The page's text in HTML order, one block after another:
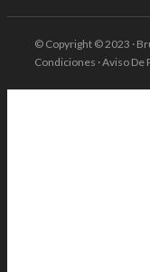
© Copyright © 2023 ·
Condiciones · Aviso De